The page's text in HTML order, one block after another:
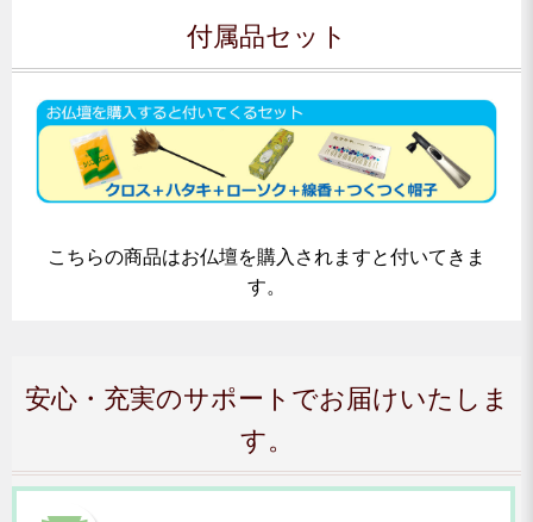
付属品セット
こちらの商品はお仏壇を購入されますと付いてきま
す。
安心・充実のサポートでお届けいたしま
す。